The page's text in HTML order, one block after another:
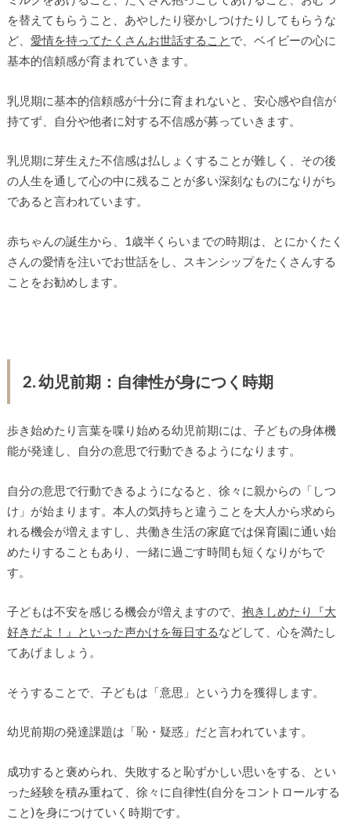
を替えてもらうこと、あやしたり寝かしつけたりしてもらうな
ど、 愛情を持ってたくさんお世話すること で、ベイビーの心に
基本的信頼感が育まれていきます。
乳児期に基本的信頼感が十分に育まれないと、安心感や自信が
持てず、自分や他者に対する不信感が募っていきます。
乳児期に芽生えた不信感は払しょくすることが難しく、その後
の人生を通して心の中に残ることが多い深刻なものになりがち
であると言われています。
赤ちゃんの誕生から、1歳半くらいまでの時期は、とにかくたく
さんの愛情を注いでお世話をし、スキンシップをたくさんする
ことをお勧めします。
2. 幼児前期：自律性が身につく時期
歩き始めたり言葉を喋り始める幼児前期には、子どもの身体機
能が発達し、自分の意思で行動できるようになります。
自分の意思で行動できるようになると、徐々に親からの「しつ
け」が始まります。本人の気持ちと違うことを大人から求めら
れる機会が増えますし、共働き生活の家庭では保育園に通い始
めたりすることもあり、一緒に過ごす時間も短くなりがちで
す。
子どもは不安を感じる機会が増えますので、 抱きしめたり『大
好きだよ！』といった声かけを毎日するなどして、心を満たし
てあげましょう。
そうすることで、子どもは「意思」という力を獲得します。
幼児前期の発達課題は「恥・疑惑」だと言われています。
成功すると褒められ、失敗すると恥ずかしい思いをする、とい
った経験を積み重ねて、徐々に自律性(自分をコントロールする
こと)を身につけていく時期です。